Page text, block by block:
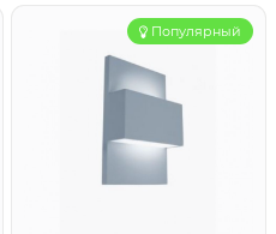
Популярный